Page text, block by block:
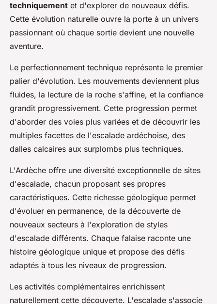
techniquement et d'explorer de nouveaux défis.
Cette évolution naturelle ouvre la porte à un univers
passionnant où chaque sortie devient une nouvelle
aventure.
Le perfectionnement technique représente le premier
palier d'évolution. Les mouvements deviennent plus
fluides, la lecture de la roche s'affine, et la confiance
grandit progressivement. Cette progression permet
d'aborder des voies plus variées et de découvrir les
multiples facettes de l'escalade ardéchoise, des
dalles calcaires aux surplombs plus techniques.
L'Ardèche offre une diversité exceptionnelle de sites
d'escalade, chacun proposant ses propres
caractéristiques. Cette richesse géologique permet
d'évoluer en permanence, de la découverte de
nouveaux secteurs à l'exploration de styles
d'escalade différents. Chaque falaise raconte une
histoire géologique unique et propose des défis
adaptés à tous les niveaux de progression.
Les activités complémentaires enrichissent
naturellement cette découverte. L'escalade s'associe